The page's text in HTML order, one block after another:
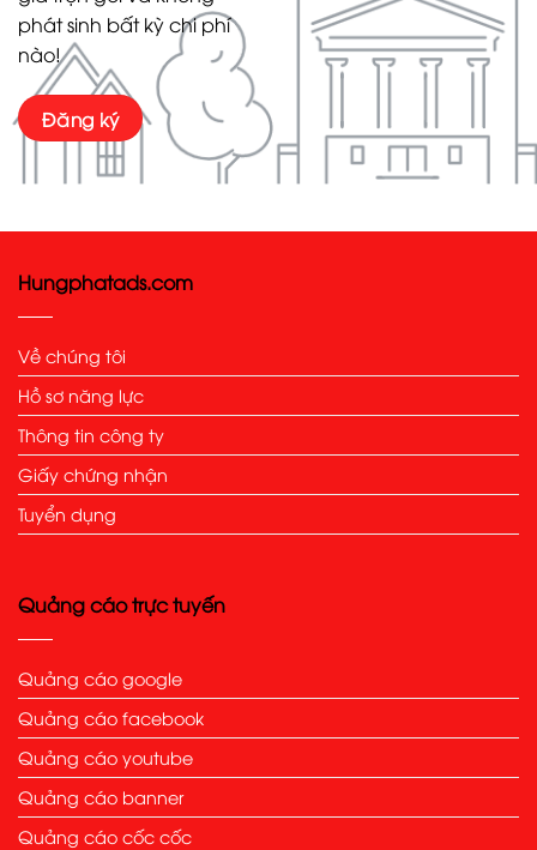
phát sinh bất kỳ chi phí
nào!
Đăng ký
Hungphatads.com
Về chúng tôi
Hồ sơ năng lực
Thông tin công ty
Giấy chứng nhận
Tuyển dụng
Quảng cáo trực tuyến
Quảng cáo google
Quảng cáo facebook
Quảng cáo youtube
Quảng cáo banner
Quảng cáo cốc cốc